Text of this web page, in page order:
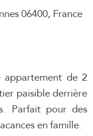
06400, France
appartement de 2
paisible derrière
Parfait pour des
en famille.